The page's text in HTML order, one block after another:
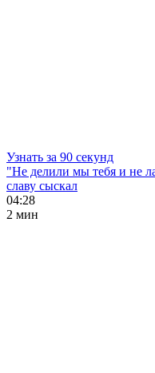
Узнать за 90 секунд
"Не делили мы тебя и не
славу сыскал
04:28
2 мин